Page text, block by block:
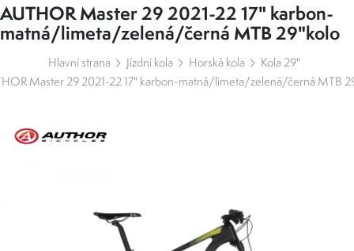
AUTHOR Master 29 2021-22 17" karbon-
matná/limeta/zelená/černá MTB 29"kolo
Hlavní strana Jízdní kola Horská kola
Kola 29"
Master 29 2021-22 17" karbon-matná/limeta/zelená/černá MTB